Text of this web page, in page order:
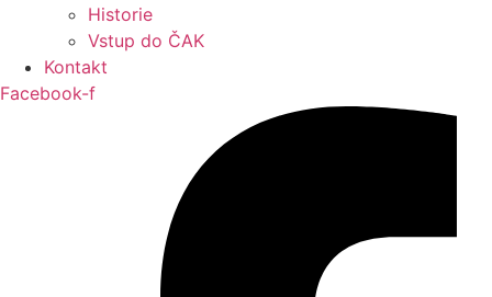
Historie
Vstup do ČAK
Kontakt
Facebook-f